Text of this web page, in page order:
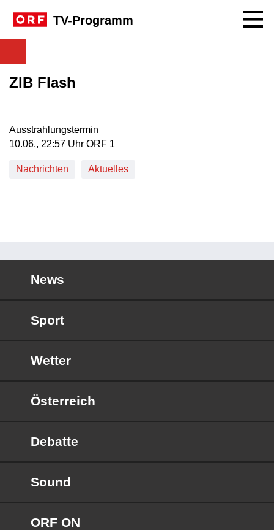
TV-Programm
ZIB Flash
Ausstrahlungstermin
10. Juni, 22:57 Uhr in ORF 1
10.06., 22:57 Uhr ORF 1
Nachrichten Aktuelles
News
Sport
Wetter
Österreich
Debatte
Sound
ORF ON